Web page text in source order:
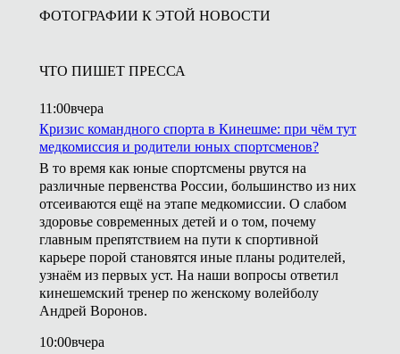
ФОТОГРАФИИ К ЭТОЙ НОВОСТИ
ЧТО ПИШЕТ ПРЕССА
11:00вчера
Кризис командного спорта в Кинешме: при чём тут
медкомиссия и родители юных спортсменов?
В то время как юные спортсмены рвутся на
различные первенства России, большинство из них
отсеиваются ещё на этапе медкомиссии. О слабом
здоровье современных детей и о том, почему
главным препятствием на пути к спортивной
карьере порой становятся иные планы родителей,
узнаём из первых уст. На наши вопросы ответил
кинешемский тренер по женскому волейболу
Андрей Воронов.
10:00вчера